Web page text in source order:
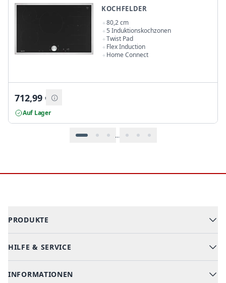
KOCHFELDER
80,2 cm
5 Induktionskochzonen
Twist Pad
Flex Induction
Home Connect
712,99 €
Auf Lager
…
PRODUKTE
Alle Kategorien
HILFE & SERVICE
Hilfe & FAQ
INFORMATIONEN